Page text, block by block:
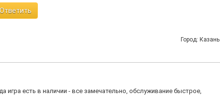
Ответить
Город: Казань
есть в наличии - все замечательно, обслуживание быстрое,